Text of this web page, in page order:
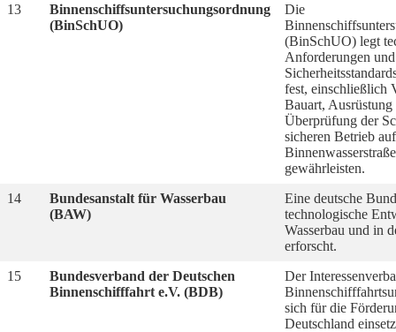
13
Binnenschiffsuntersuchungsordnung
(BinSchUO)
Die
(BinSchUO) legt
Anforderungen und
fest, einschließlich
Bauart,
Überprüfung der
sicheren Betrieb
gewährleisten.
14
Bundesanstalt für Wasserbau
(BAW)
Eine deutsche
technologische
Wasserbau und in
erforscht.
15
Bundesverband der Deutschen
Binnenschifffahrt e.V. (BDB)
Der
sich für die
Deutschland